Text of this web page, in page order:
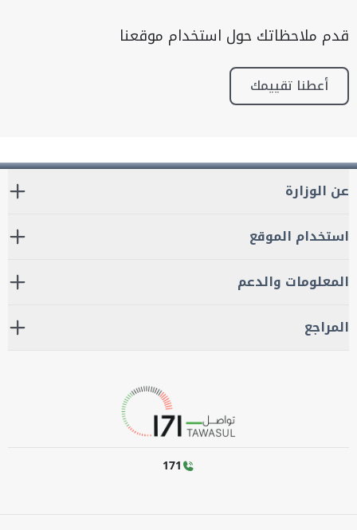
قدم ملاحظاتك حول استخدام موقعنا
أعطنا تقييمك
عن الوزارة
استخدام الموقع
المعلومات والدعم
المراجع
171